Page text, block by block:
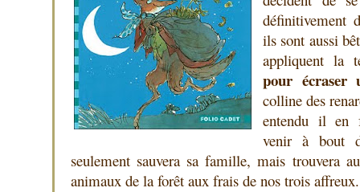
définitivement
ils sont aussi
appliquent la
pour écraser
colline des
entendu il en
venir à bout
seulement sauvera sa famille, mais trouvera
animaux de la forêt aux frais de nos trois